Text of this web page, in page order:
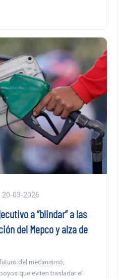
20-03-2026
a “blindar” a las
del Mepco y alza de
del mecanismo,
que eviten trasladar el